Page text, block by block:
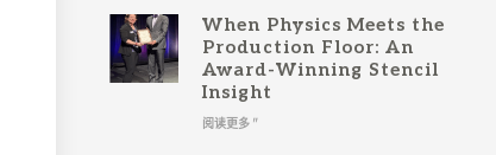
When Physics Meets the
Production Floor: An
Award-Winning Stencil
Insight
阅读更多 "